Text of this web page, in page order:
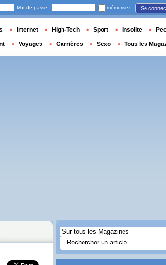
Mot de passe mémorisez Se
Internet High-Tech Sport Insolite
Voyages Carrières Sexo Tous les